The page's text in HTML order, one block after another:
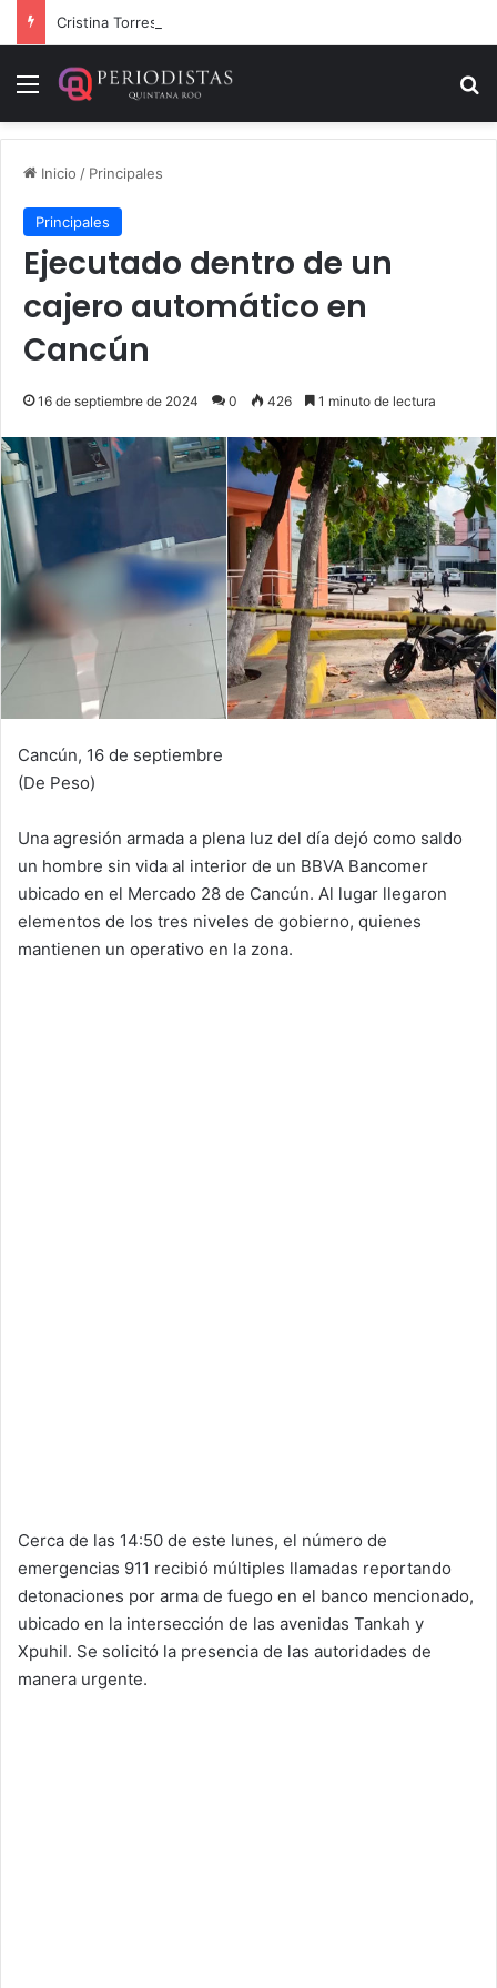
Cristina Torres, la Secretaria que cobra sin chambear
Menú
Inicio / Principales
Principales
Ejecutado dentro de un
cajero automático en
Cancún
16 de septiembre de 2024 0 426 1 minuto de lectura
Cancún, 16 de septiembre
(De Peso)
Una agresión armada a plena luz del día dejó como saldo
un hombre sin vida al interior de un BBVA Bancomer
ubicado en el Mercado 28 de Cancún. Al lugar llegaron
elementos de los tres niveles de gobierno, quienes
mantienen un operativo en la zona.
Cerca de las 14:50 de este lunes, el número de
emergencias 911 recibió múltiples llamadas reportando
detonaciones por arma de fuego en el banco mencionado,
ubicado en la intersección de las avenidas Tankah y
Xpuhil. Se solicitó la presencia de las autoridades de
manera urgente.